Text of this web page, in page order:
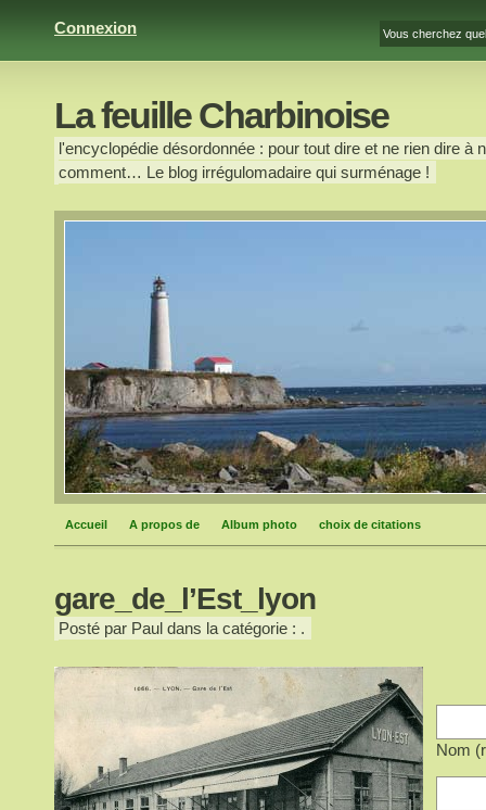
Connexion
La feuille Charbinoise
l'encyclopédie désordonnée : pour tout dire et ne rien dire
comment… Le blog irrégulomadaire qui surménage !
Accueil A propos de Album photo choix de citations
gare_de_l’Est_lyon
Posté par Paul dans la catégorie : .
Nom